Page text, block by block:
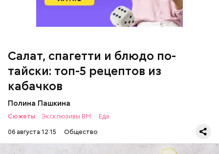
Салат, спагетти и блюдо по-
тайски: топ-5 рецептов из
кабачков
Полина Пашкина
Сюжеты: Эксклюзивы ВМ
Еда
06 августа 12:15
Общество